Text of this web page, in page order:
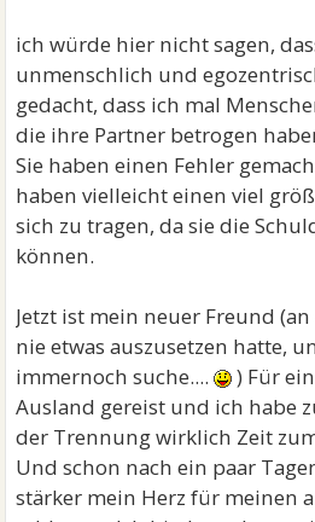
ich würde hier nicht sagen,
unmenschlich und
gedacht, dass ich mal
die ihre Partner betrogen
Sie haben einen Fehler
haben vielleicht einen viel
sich zu tragen, da sie die
können.
Jetzt ist mein neuer Freund
nie etwas auszusetzen hatte,
immernoch suche....
) Für
Ausland gereist und ich habe
der Trennung wirklich Zeit
Und schon nach ein paar
stärker mein Herz für meinen